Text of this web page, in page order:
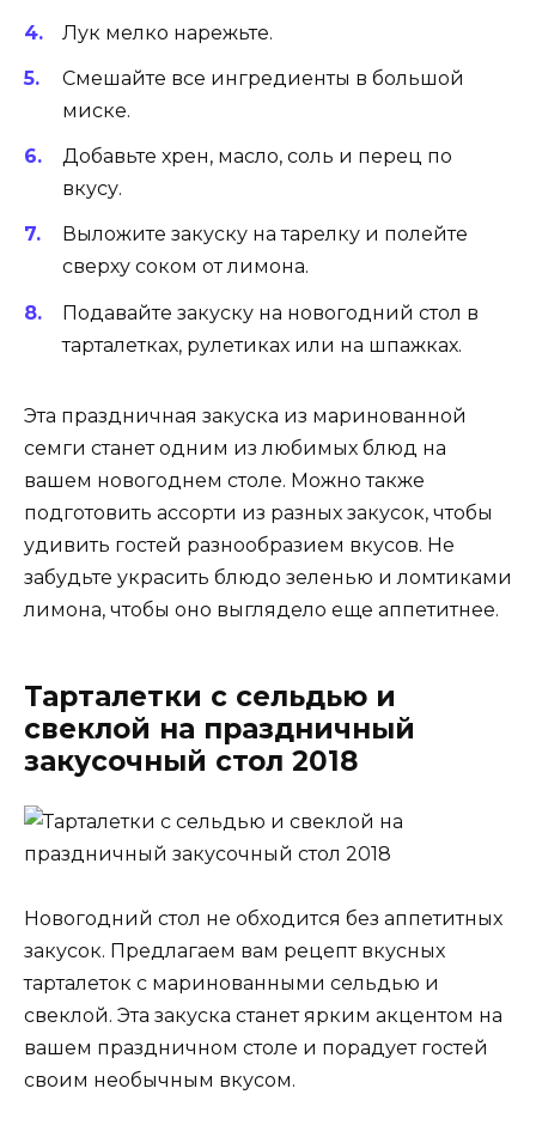
Лук мелко нарежьте.
Смешайте все ингредиенты в большой
миске.
Добавьте хрен, масло, соль и перец по
вкусу.
Выложите закуску на тарелку и полейте
сверху соком от лимона.
Подавайте закуску на новогодний стол в
тарталетках, рулетиках или на шпажках.
Эта праздничная закуска из маринованной
семги станет одним из любимых блюд на
вашем новогоднем столе. Можно также
подготовить ассорти из разных закусок, чтобы
удивить гостей разнообразием вкусов. Не
забудьте украсить блюдо зеленью и ломтиками
лимона, чтобы оно выглядело еще аппетитнее.
Тарталетки с сельдью и
свеклой на праздничный
закусочный стол 2018
Новогодний стол не обходится без аппетитных
закусок. Предлагаем вам рецепт вкусных
тарталеток с маринованными сельдью и
свеклой. Эта закуска станет ярким акцентом на
вашем праздничном столе и порадует гостей
своим необычным вкусом.